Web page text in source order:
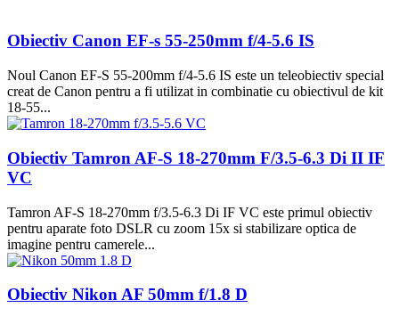
Obiectiv Canon EF-s 55-250mm f/4-5.6 IS
Noul Canon EF-S 55-200mm f/4-5.6 IS este un teleobiectiv special
creat de Canon pentru a fi utilizat in combinatie cu obiectivul de kit
18-55...
Obiectiv Tamron AF-S 18-270mm F/3.5-6.3 Di II IF
VC
Tamron AF-S 18-270mm f/3.5-6.3 Di IF VC este primul obiectiv
pentru aparate foto DSLR cu zoom 15x si stabilizare optica de
imagine pentru camerele...
Obiectiv Nikon AF 50mm f/1.8 D